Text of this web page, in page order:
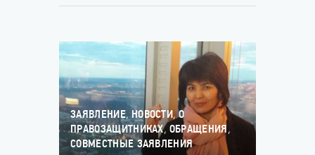
ЗАЯВЛЕНИЕ,НОВОСТИ,О
ПРАВОЗАЩИТНИКАХ, ОБРАЩЕНИЯ,
СОВМЕСТНЫЕ ЗАЯВЛЕНИЯ